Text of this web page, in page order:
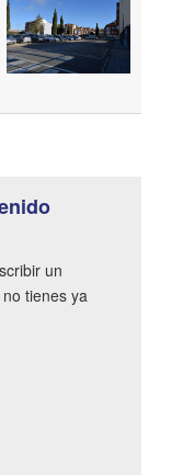
un
tienes ya